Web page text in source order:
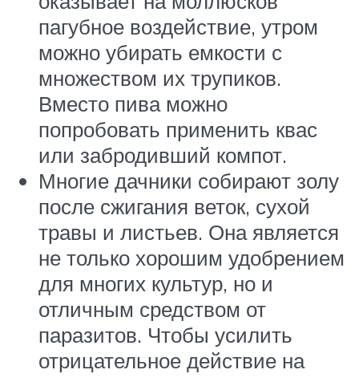
пагубное воздействие, утром
можно убирать емкости с
множеством их трупиков.
Вместо пива можно
попробовать применить квас
или забродивший компот.
Многие дачники собирают золу
после сжигания веток, сухой
травы и листьев. Она является
не только хорошим удобрением
для многих культур, но и
отличным средством от
паразитов. Чтобы усилить
отрицательное действие на